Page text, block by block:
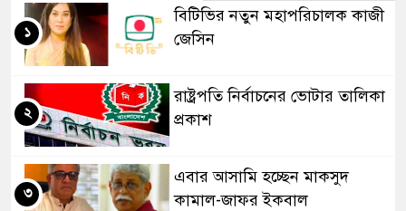
বিটিভির নতুন মহাপরিচালক কাজী
জেসিন
১
রাষ্ট্রপতি নির্বাচনের ভোটার তালিকা
প্রকাশ
২
এবার আসামি হচ্ছেন মাকসুদ
কামাল-জাফর ইকবাল
৩